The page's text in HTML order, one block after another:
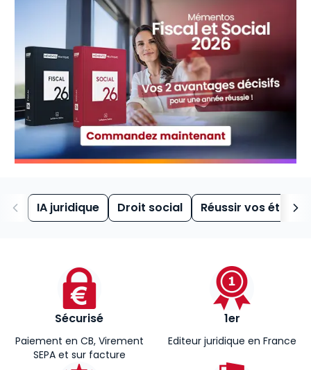
IA juridique Droit social Réussir vos études
Sécurisé
Paiement en CB, Virement
SEPA et sur facture
1er
Editeur juridique en France